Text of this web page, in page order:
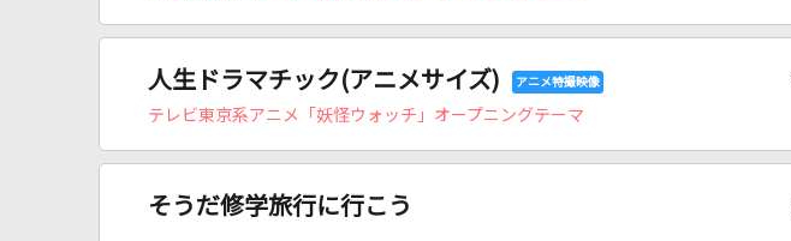
人生ドラマチック(アニメサイズ)
テレビ東京系アニメ「妖怪ウォッチ」オープニングテーマ
そうだ修学旅行に行こう